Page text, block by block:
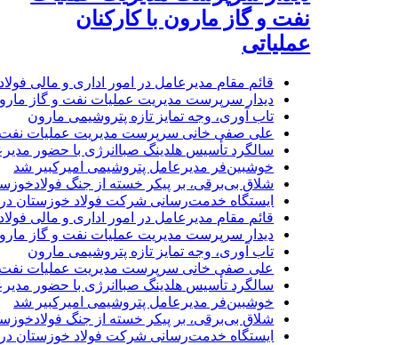
نفت و گاز مارون با کارکنان
عملیاتی
قائم مقام مدیرعامل در امور اداری و مالی
دیدار سرپرست مدیریت عملیات نفت و گاز
تاب آوری، وجه تمایز تازه پتروشیمی مارون
علی صفی خانی سرپرست مدیریت عملیات
سالگرد تأسیس هلدینگ صباانرژی با حضور
خوشبین‌فر مدیرعامل پتروشیمی امیرکبیر شد
شلاق‌ بی‌برقی، بر پیکر خسته‌ از جنگ
ایستگاه خدمت‌رسانی شرکت فولاد خوزستان
قائم مقام مدیرعامل در امور اداری و مالی
دیدار سرپرست مدیریت عملیات نفت و گاز
تاب آوری، وجه تمایز تازه پتروشیمی مارون
علی صفی خانی سرپرست مدیریت عملیات
سالگرد تأسیس هلدینگ صباانرژی با حضور
خوشبین‌فر مدیرعامل پتروشیمی امیرکبیر شد
شلاق‌ بی‌برقی، بر پیکر خسته‌ از جنگ
ایستگاه خدمت‌رسانی شرکت فولاد خوزستان